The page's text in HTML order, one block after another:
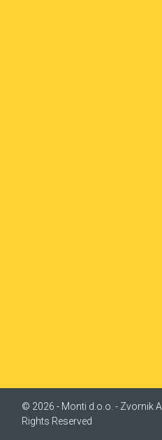
© 2026 - Monti d.o.o. - Zvornik All
Rights Reserved